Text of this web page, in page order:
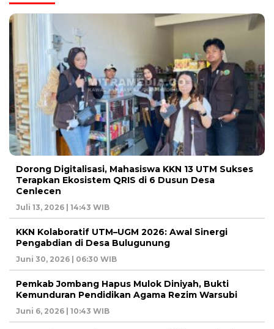
Dorong Digitalisasi, Mahasiswa KKN 13 UTM Sukses
Terapkan Ekosistem QRIS di 6 Dusun Desa
Cenlecen
Juli 13, 2026 | 14:43 WIB
KKN Kolaboratif UTM–UGM 2026: Awal Sinergi
Pengabdian di Desa Bulugunung
Juni 30, 2026 | 06:30 WIB
Pemkab Jombang Hapus Mulok Diniyah, Bukti
Kemunduran Pendidikan Agama Rezim Warsubi
Juni 6, 2026 | 10:43 WIB